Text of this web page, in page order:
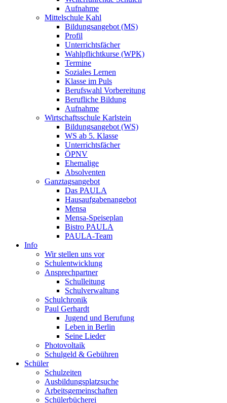
Aufnahme
Mittelschule Kahl
Bildungsangebot (MS)
Profil
Unterrichtsfächer
Wahlpflichtkurse (WPK)
Termine
Soziales Lernen
Klasse im Puls
Berufswahl Vorbereitung
Berufliche Bildung
Aufnahme
Wirtschaftsschule Karlstein
Bildungsangebot (WS)
WS ab 5. Klasse
Unterrichtsfächer
ÖPNV
Ehemalige
Absolventen
Ganztagsangebot
Das PAULA
Hausaufgabenangebot
Mensa
Mensa-Speiseplan
Bistro PAULA
PAULA-Team
Info
Wir stellen uns vor
Schulentwicklung
Ansprechpartner
Schulleitung
Schulverwaltung
Schulchronik
Paul Gerhardt
Jugend und Berufung
Leben in Berlin
Seine Lieder
Photovoltaik
Schulgeld & Gebühren
Schüler
Schulzeiten
Ausbildungsplatzsuche
Arbeitsgemeinschaften
Schülerbücherei